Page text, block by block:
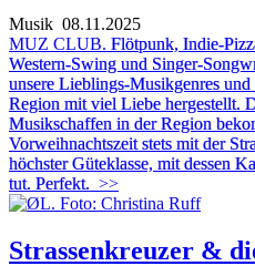
Musik 08.11.2025
MUZ CLUB. Flötpunk, Indie-
Western-Swing und Singer-
unsere Lieblings-Musikgenres
Region mit viel Liebe hergestellt.
Musikschaffen in der Region
Vorweihnachtszeit stets mit der
höchster Güteklasse, mit dessen
tut. Perfekt. >>
Strassenkreuzer &